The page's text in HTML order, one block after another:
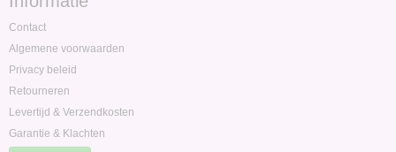
Contact
Algemene voorwaarden
Privacy beleid
Retourneren
Levertijd & Verzendkosten
Garantie & Klachten